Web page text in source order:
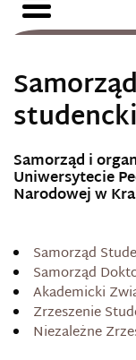
Samorząd i
Uniwersytecie
Narodowej w
Samorząd
Samorząd
Akademicki
Zrzeszenie
Niezależne